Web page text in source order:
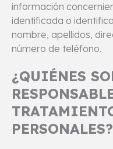
información
identificada o
nombre, apellidos,
número de teléfono.
¿QUIÉNES
PERSONALES?